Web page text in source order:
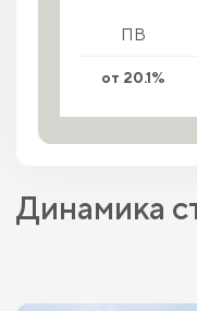
ПВ
от 20.1%
Динамика